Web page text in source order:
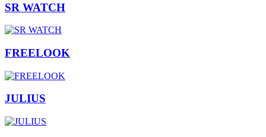
SR WATCH
FREELOOK
JULIUS